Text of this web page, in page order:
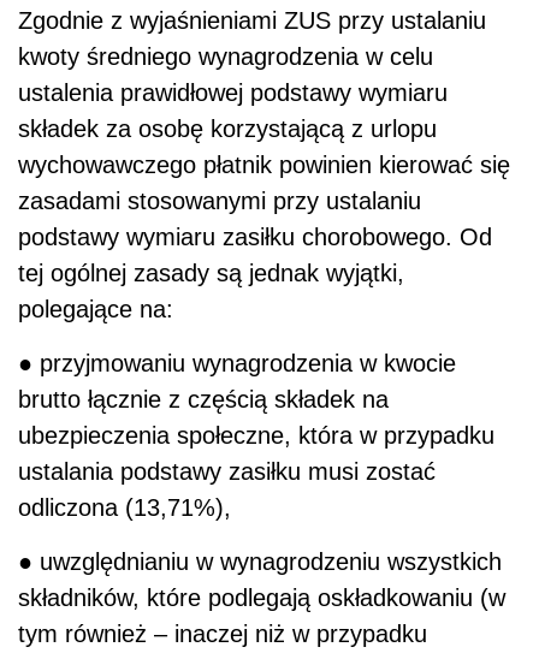
Zgodnie z wyjaśnieniami ZUS przy ustalaniu
kwoty średniego wynagrodzenia w celu
ustalenia prawidłowej podstawy wymiaru
składek za osobę korzystającą z urlopu
wychowawczego płatnik powinien kierować się
zasadami stosowanymi przy ustalaniu
podstawy wymiaru zasiłku chorobowego. Od
tej ogólnej zasady są jednak wyjątki,
polegające na:
● przyjmowaniu wynagrodzenia w kwocie
brutto łącznie z częścią składek na
ubezpieczenia społeczne, która w przypadku
ustalania podstawy zasiłku musi zostać
odliczona (13,71%),
● uwzględnianiu w wynagrodzeniu wszystkich
składników, które podlegają oskładkowaniu (w
tym również – inaczej niż w przypadku